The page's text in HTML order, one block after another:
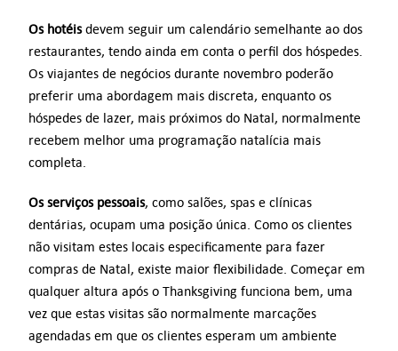
Os hotéisdevem seguir um calendário semelhante ao dos
restaurantes, tendo ainda em conta o perfil dos hóspedes.
Os viajantes de negócios durante novembro poderão
preferir uma abordagem mais discreta, enquanto os
hóspedes de lazer, mais próximos do Natal, normalmente
recebem melhor uma programação natalícia mais
completa.
Os serviços pessoais, como salões, spas e clínicas
dentárias, ocupam uma posição única. Como os clientes
não visitam estes locais especificamente para fazer
compras de Natal, existe maior flexibilidade. Começar em
qualquer altura após o Thanksgiving funciona bem, uma
vez que estas visitas são normalmente marcações
agendadas em que os clientes esperam um ambiente